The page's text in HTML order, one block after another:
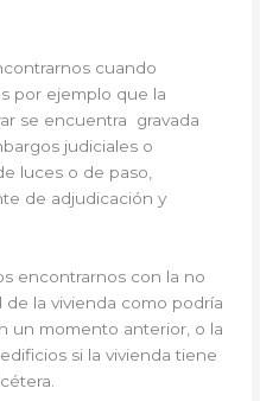
cuando
por ejemplo que la
se encuentra gravada
judiciales o
luces o de paso,
de adjudicación y
encontrarnos con la no
la vivienda como podría
un momento anterior, o la
si la vivienda tiene